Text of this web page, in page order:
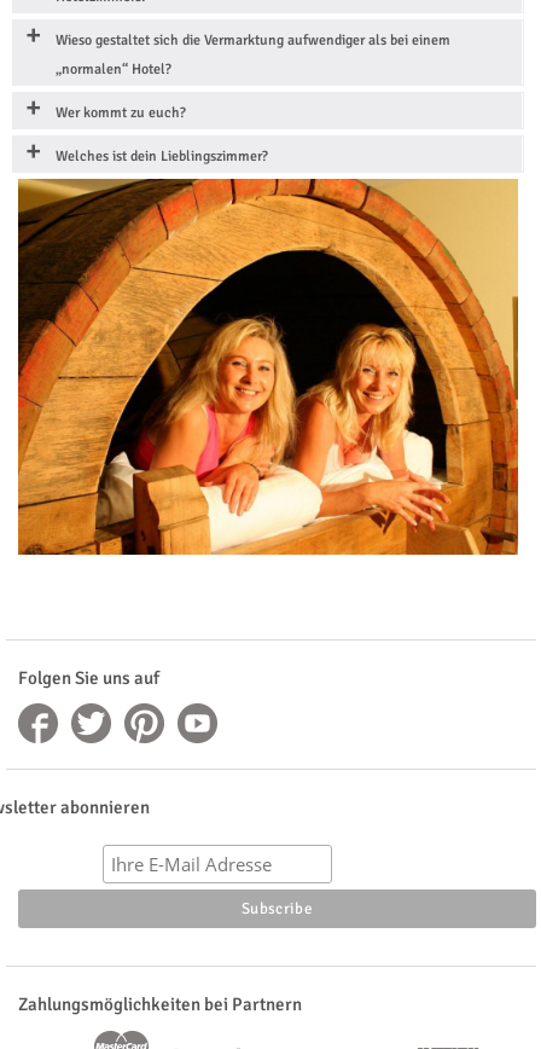
Wieso gestaltet sich die Vermarktung aufwendiger als bei einem
„normalen“ Hotel?
Wer kommt zu euch?
Welches ist dein Lieblingszimmer?
Folgen Sie uns auf
abonnieren
Zahlungsmöglichkeiten bei Partnern